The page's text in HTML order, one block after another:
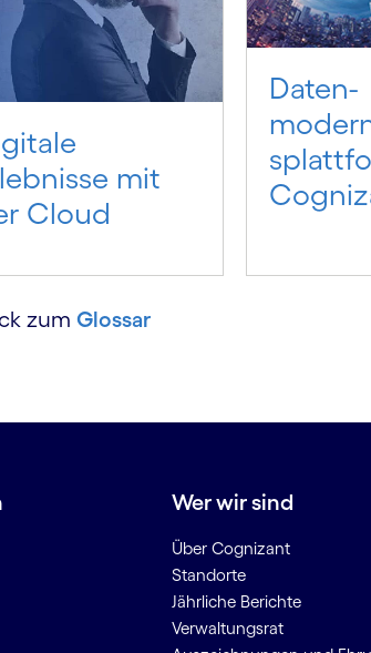
mit
Cloud
Daten­
zum Glossar
Wer wir sind
Über Cognizant
Standorte
Jährliche Berichte
Verwaltungsrat